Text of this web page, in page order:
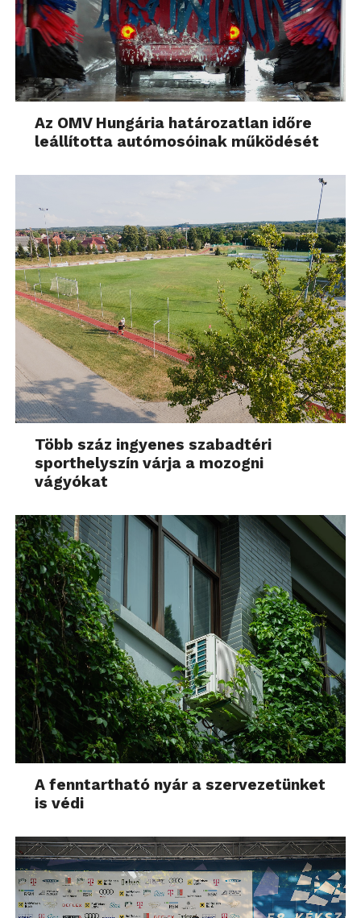
Az OMV Hungária határozatlan időre
leállította autómosóinak működését
Több száz ingyenes szabadtéri
sporthelyszín várja a mozogni
vágyókat
A fenntartható nyár a szervezetünket
is védi